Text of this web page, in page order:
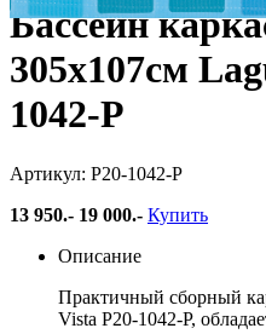
Бассейн
305х107см
1042-Р
Артикул: Р20-1042-Р
13 950.- 19 000.- Купить
Описание
Практичный сборный
Vista Р20-1042-Р,